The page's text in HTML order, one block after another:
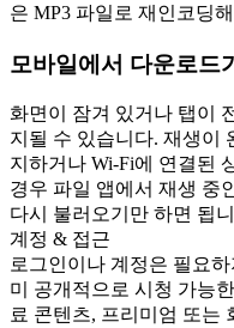
은 MP3 파일로 재인코딩
모바일에서 다운로드
화면이 잠겨 있거나 탭이
지될 수 있습니다. 재생이
지하거나 Wi-Fi에 연결된
경우 파일 앱에서 재생 중
다시 불러오기만 하면 됩
계정 & 접근
로그인이나 계정은 필요하
미 공개적으로 시청 가능
료 콘텐츠, 프리미엄 또는